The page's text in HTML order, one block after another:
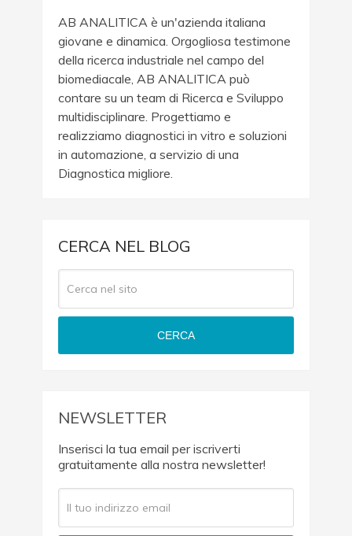
AB ANALITICA è un'azienda italiana
giovane e dinamica. Orgogliosa testimone
della ricerca industriale nel campo del
biomediacale, AB ANALITICA può
contare su un team di Ricerca e Sviluppo
multidisciplinare. Progettiamo e
realizziamo diagnostici in vitro e soluzioni
in automazione, a servizio di una
Diagnostica migliore.
CERCA NEL BLOG
CERCA
NEWSLETTER
Inserisci la tua email per iscriverti
gratuitamente alla nostra newsletter!